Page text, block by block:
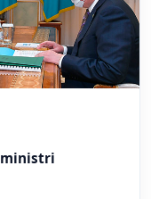
ministri